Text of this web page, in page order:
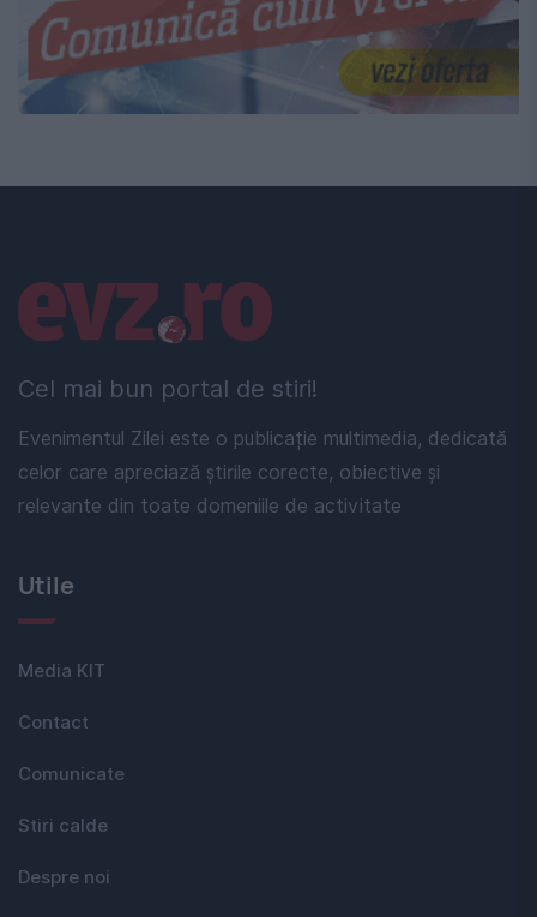
Cel mai bun portal de stiri!
Evenimentul Zilei este o publicație multimedia, dedicată
celor care apreciază știrile corecte, obiective și
relevante din toate domeniile de activitate
Linkuri utile
Utile
Media KIT
Contact
Comunicate
Stiri calde
Despre noi